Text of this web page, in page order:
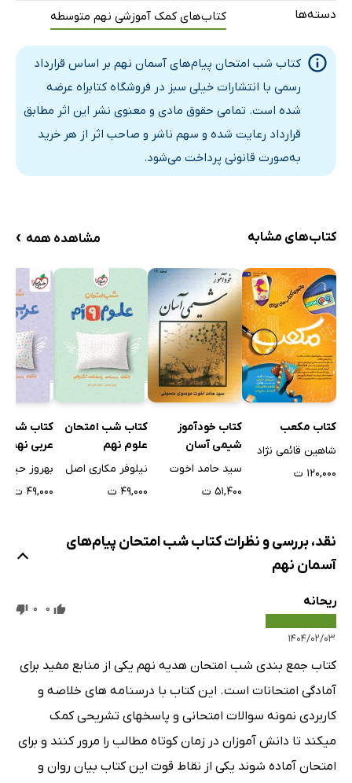
دسته‌ها کتاب‌های کمک آموزشی نهم متوسطه
کتاب شب امتحان پیام‌های آسمان نهم بر اساس قرارداد
رسمی با انتشارات خیلی سبز در فروشگاه کتابراه عرضه
شده است. تمامی حقوق مادی و معنوی نشر این اثر مطابق
قرارداد رعایت شده و سهم ناشر و صاحب اثر از هر خرید
به‌صورت قانونی پرداخت می‌شود.
کتاب‌های مشابه مشاهده همه ›
کتاب مکعب
شاهین قائمی نژاد
۱۲۰,۰۰۰ ت
کتاب خودآموز
شیمی آسان
سید حامد اخوت
۵۱,۴۰۰ ت
کتاب شب امتحان
علوم نهم
نیلوفر مکاری اصل
۴۹,۰۰۰ ت
کتاب شب
عربی نهم
بهروز
۴۹,۰۰۰ ت
نقد، بررسی و نظرات کتاب شب امتحان پیام‌های
آسمان نهم
ریحانه
۱۴۰۴/۰۲/۰۳
0
0
کتاب جمع بندی شب امتحان هدیه نهم یکی از منابع مفید برای
آمادگی امتحانات است. این کتاب با درسنامه های خلاصه و
کاربردی نمونه سوالات امتحانی و پاسخهای تشریحی کمک
میکند تا دانش آموزان در زمان کوتاه مطالب را مرور کنند و برای
امتحان آماده شوند یکی از نقاط قوت این کتاب بیان روان و